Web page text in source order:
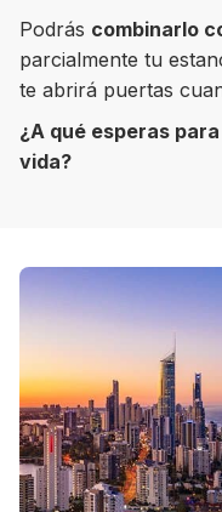
8 ciudades para
Barbie Castoldi
Estudia Business
Estudia
Podrás combinarlo
parcialmente tu
te abrirá puertas
¿A qué esperas
vida?